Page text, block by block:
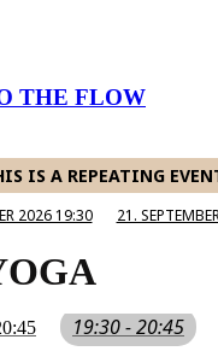
THE FLOW
IS A REPEATING
2026 19:30 21.
19:30 - 20:45